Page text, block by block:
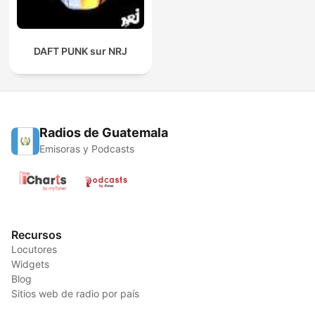
DAFT PUNK sur NRJ
Radios de Guatemala
Emisoras y Podcasts
Recursos
Locutores
Widgets
Blog
Sitios web de radio por país